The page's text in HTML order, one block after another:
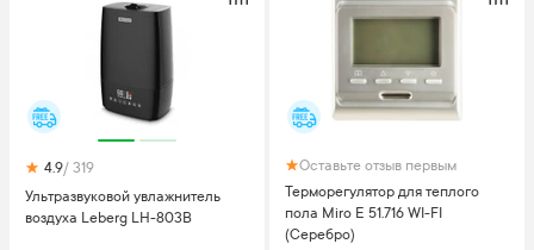
4.9/ 319
Ультразвуковой увлажнитель
воздуха Leberg LH-803B
Оставьте отзыв первым
Терморегулятор для теплого
пола Miro E 51.716 WI-FI
(Серебро)